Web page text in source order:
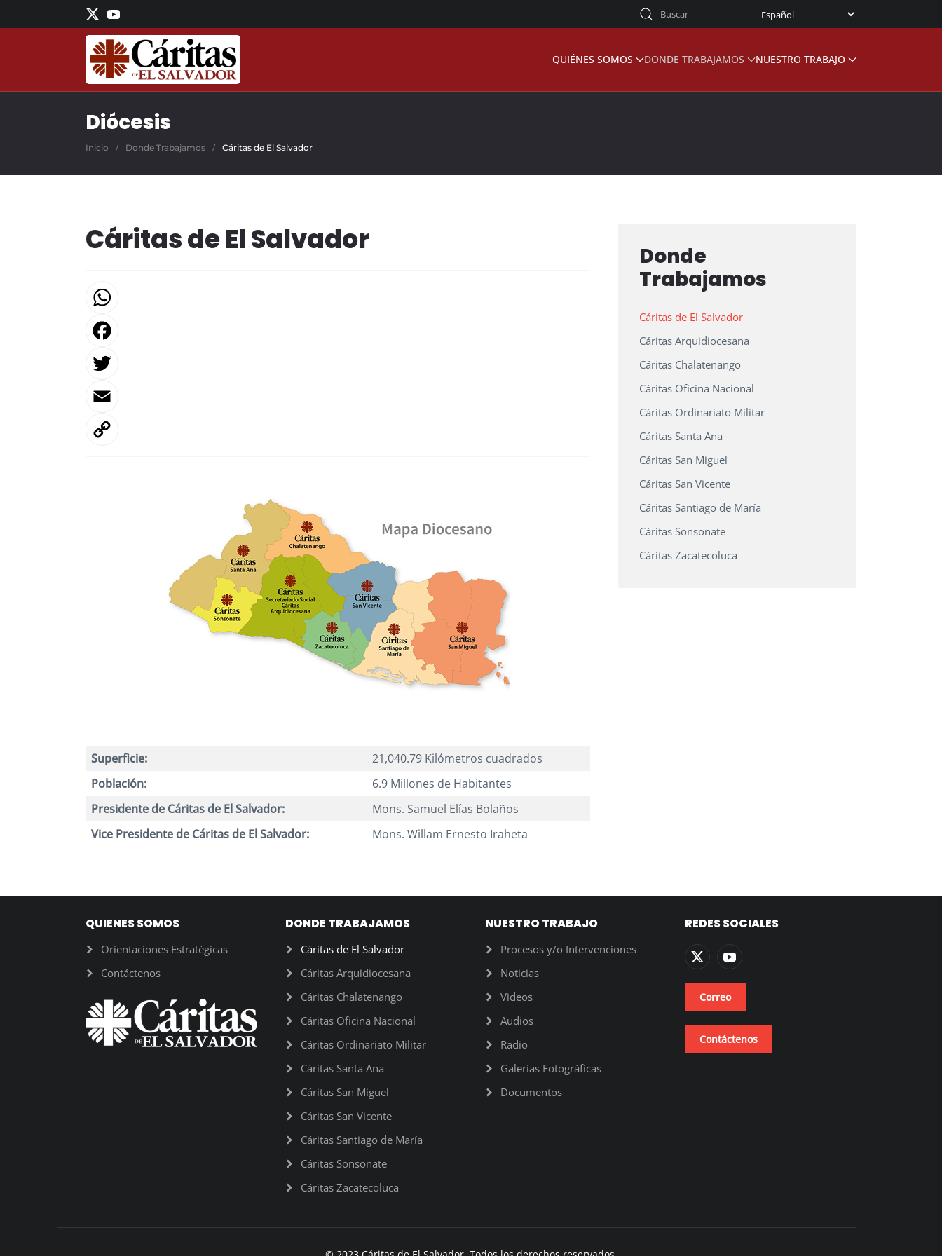
Skip to main content
QUIÉNES SOMOS DONDE TRABAJAMOS NUESTRO TRABAJO
Diócesis
Inicio Donde Trabajamos Cáritas de El Salvador
Cáritas de El Salvador
Facebook
Superficie:
21,040.79 Kilómetros cuadrados
Población:
6.9 Millones de Habitantes
Presidente de Cáritas de El Salvador:
Mons. Samuel Elías Bolaños
Vice Presidente de Cáritas de El Salvador:
Mons. Willam Ernesto Iraheta
Donde
Trabajamos
Cáritas de El Salvador
Cáritas Arquidiocesana
Cáritas Chalatenango
Cáritas Oficina Nacional
Cáritas Ordinariato Militar
Cáritas Santa Ana
Cáritas San Miguel
Cáritas San Vicente
Cáritas Santiago de María
Cáritas Sonsonate
Cáritas Zacatecoluca
QUIENES SOMOS
Orientaciones Estratégicas
Contáctenos
DONDE TRABAJAMOS
Cáritas de El Salvador
Cáritas Arquidiocesana
Cáritas Chalatenango
Cáritas Oficina Nacional
Cáritas Ordinariato Militar
Cáritas Santa Ana
Cáritas San Miguel
Cáritas San Vicente
Cáritas Santiago de María
Cáritas Sonsonate
Cáritas Zacatecoluca
NUESTRO TRABAJO
Procesos y/o Intervenciones
Noticias
Videos
Audios
Radio
Galerías Fotográficas
Documentos
REDES SOCIALES
Correo
Contáctenos